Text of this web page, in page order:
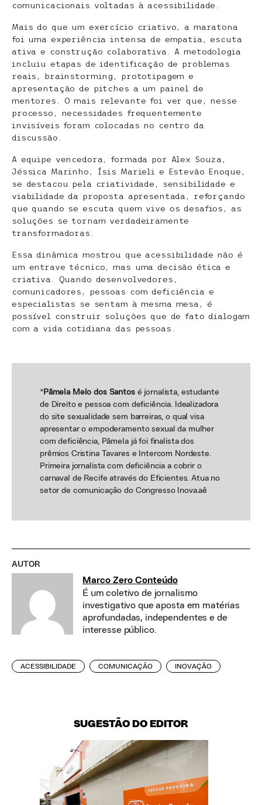
comunicacionais voltadas à acessibilidade.
Mais do que um exercício criativo, a maratona
foi uma experiência intensa de empatia, escuta
ativa e construção colaborativa. A metodologia
incluiu etapas de identificação de problemas
reais, brainstorming, prototipagem e
apresentação de pitches a um painel de
mentores. O mais relevante foi ver que, nesse
processo, necessidades frequentemente
invisíveis foram colocadas no centro da
discussão.
A equipe vencedora, formada por Alex Souza,
Jéssica Marinho, Ísis Marieli e Estevão Enoque,
se destacou pela criatividade, sensibilidade e
viabilidade da proposta apresentada, reforçando
que quando se escuta quem vive os desafios, as
soluções se tornam verdadeiramente
transformadoras.
Essa dinâmica mostrou que acessibilidade não é
um entrave técnico, mas uma decisão ética e
criativa. Quando desenvolvedores,
comunicadores, pessoas com deficiência e
especialistas se sentam à mesma mesa, é
possível construir soluções que de fato dialogam
com a vida cotidiana das pessoas.
*Pâmela Melo dos Santosé jornalista, estudante
de Direito e pessoa com deficiência. Idealizadora
do site sexualidade sem barreiras, o qual visa
apresentar o empoderamento sexual da mulher
com deficiência, Pâmela já foi finalista dos
prêmios Cristina Tavares e Intercom Nordeste.
Primeira jornalista com deficiência a cobrir o
carnaval de Recife através do Eficientes. Atua no
setor de comunicação do Congresso Inova.aê
AUTOR
Marco Zero Conteúdo
É um coletivo de jornalismo
investigativo que aposta em matérias
aprofundadas, independentes e de
interesse público.
ACESSIBILIDADE COMUNICAÇÃO INOVAÇÃO
SUGESTÃO DO EDITOR